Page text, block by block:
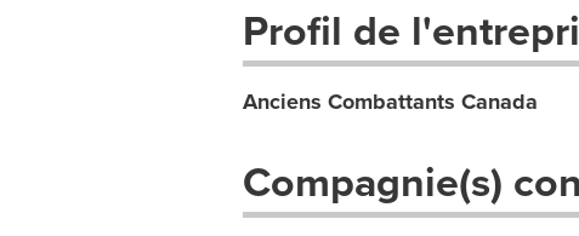
Profil de
Anciens Combattants Canada
Compagnie(s)